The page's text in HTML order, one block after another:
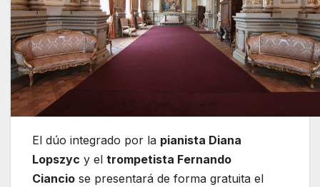
El dúo integrado por la pianista Diana
Lopszyc y el trompetista Fernando
Ciancio se presentará de forma gratuita el